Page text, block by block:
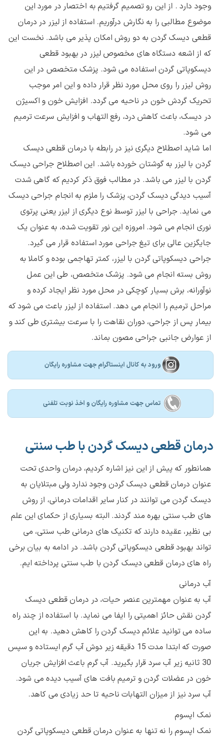
وجود دارد . از این رو تصمیم گرفتیم به اختصار در مورد این
موضوع مطالبی را به نگارش درآوریم. استفاده از لیزر در درمان
قطعی دیسک گردن به دو روش امکان پذیر می باشد. نخست این
که از اشعه دستگاه های مخصوص لیزر در بهبود قطعی
دیسکوپاتی گردن استفاده می شود. پزشک متخصص در این
روش لیزر را روی محل مورد نظر قرار داده و این امر موجب
تحریک گردش خون در ناحیه می گردد. افزایش خون و اکسیژن
در دیسک، باعث کاهش درد، رفع التهاب و افزایش سرعت ترمیم
می شود.
اما شاید اصطلاح دیگری نیز در رابطه با درمان قطعی دیسک
گردن با لیزر به گوشتان خورده باشد. این اصطلاح جراحی دیسک
گردن با لیزر می باشد. در مطالب فوق ذکر کردیم که گاهی شدت
آسیب دیدگی دیسک گردن، پزشک را ملزم به انجام جراحی دیسک
می نماید. جراحی با لیزر توسط نوع دیگری از لیزر یعنی پرتوی
نوری انجام می شود. امروزه این نور تقویت شده، به عنوان یک
جایگزین عالی برای تیغ جراحی مورد استفاده قرار می گیرد.
جراحی دیسکوپاتی گردن با لیزر، کمتر تهاجمی بوده و کاملا به
روش بسته انجام می شود. پزشک متخصص، طی این عمل
نوآورانه، برش بسیار کوچکی در محل مورد نظر ایجاد کرده و
مراحل ترمیم را انجام می دهد. استفاده از لیزر باعث می شود که
بیمار پس از جراحی، دوران نقاهت را با سرعت بیشتری طی کند و
از عوارض جانبی جراحی مصون بماند.
ورود به کانال اینستاگرام جهت مشاوره رایگان
تماس جهت مشاوره رايگان و اخذ نوبت تلفنی
درمان قطعی دیسک گردن با طب سنتی
همانطور که پیش از این نیز اشاره کردیم، درمان واحدی تحت
عنوان درمان قطعی دیسک گردن وجود ندارد ولی مبتلایان به
دیسک گردن می توانند در کنار سایر اقدامات درمانی، از روش
های طب سنتی بهره مند گردند. البته بسیاری از حکمای این علم
بی نظیر، عقیده دارند که تکنیک های درمانی طب سنتی، می
تواند بهبود قطعی دیسکوپاتی گردن باشد. در ادامه به بیان برخی
راه های درمان قطعی دیسک گردن با طب سنتی پرداخته ایم.
آب درمانی
آب به عنوان مهمترین عنصر حیات، در درمان قطعی دیسک
گردن نقش حائز اهمیتی را ایفا می نماید. با استفاده از چند راه
ساده می توانید علائم دیسک گردن را کاهش دهید. به این
صورت که ابتدا مدت 15 دقیقه زیر دوش آب گرم ایستاده و سپس
30 ثانیه زیر آب سرد قرار بگیرید. آب گرم باعث افزایش جریان
خون در عضلات گردن و ترمیم بافت های آسیب دیده می شود.
آب سرد نیز از میزان التهابات ناحیه تا حد زیادی می کاهد.
نمک اپسوم
نمک اپسوم را نه تنها به عنوان درمان قطعی دیسکوپاتی گردن